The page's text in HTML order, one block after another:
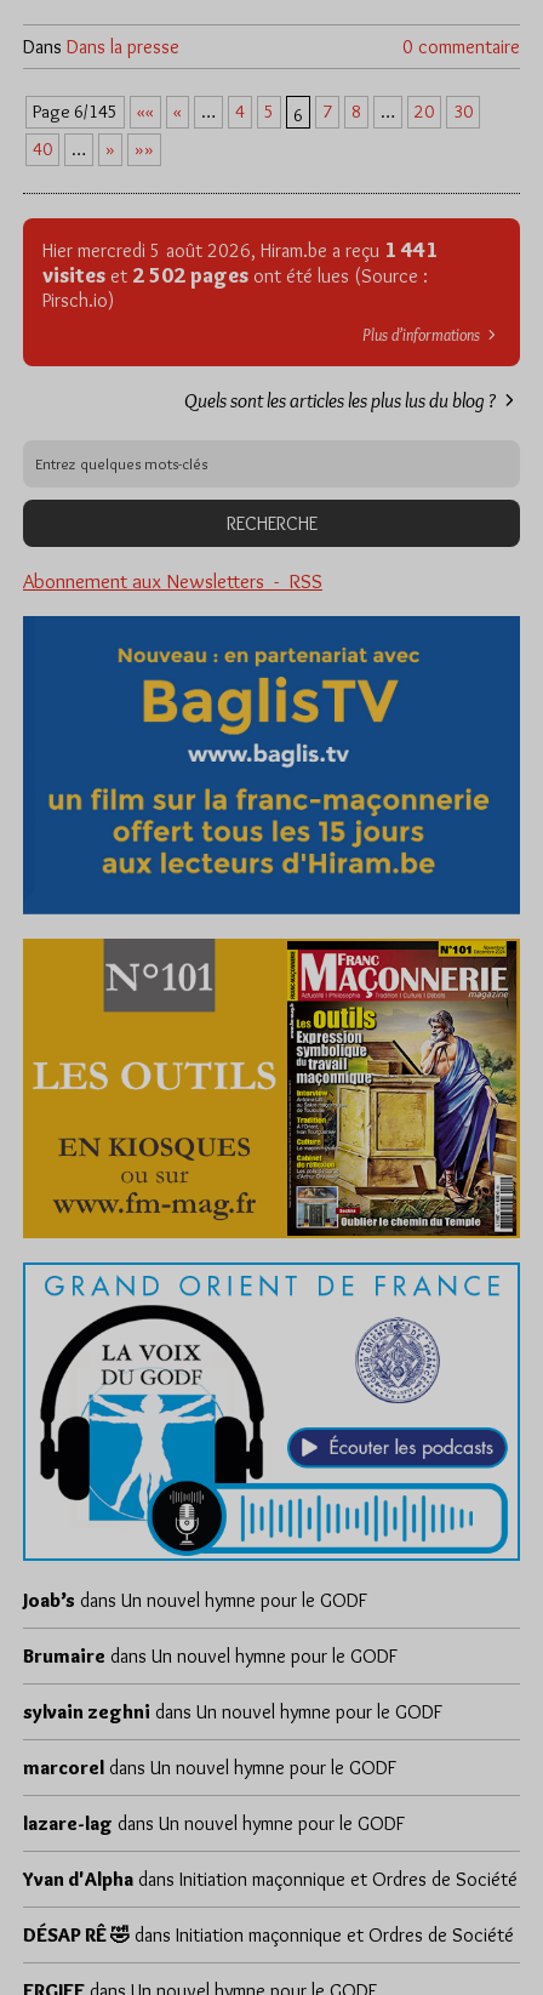
Dans Dans la presse 0 commentaire
Page 6/145 «« « … 4 5 6 7 8 … 20
30
40
… » »»
Hier mercredi 5 août 2026, Hiram.be a reçu 1 441
visites et 2 502 pages ont été lues (Source :
Pirsch.io)
Plus d’informations
Quels sont les articles les plus lus du blog ?
Abonnement aux Newsletters - RSS
Joab’s dans Un nouvel hymne pour le GODF
Brumaire dans Un nouvel hymne pour le GODF
sylvain zeghni dans Un nouvel hymne pour le GODF
marcorel dans Un nouvel hymne pour le GODF
lazare-lag dans Un nouvel hymne pour le GODF
Yvan d'Alpha dans Initiation maçonnique et Ordres de Société
DÉSAP RÊ 🤣 dans Initiation maçonnique et Ordres de Société
ERGIEF dans Un nouvel hymne pour le GODF